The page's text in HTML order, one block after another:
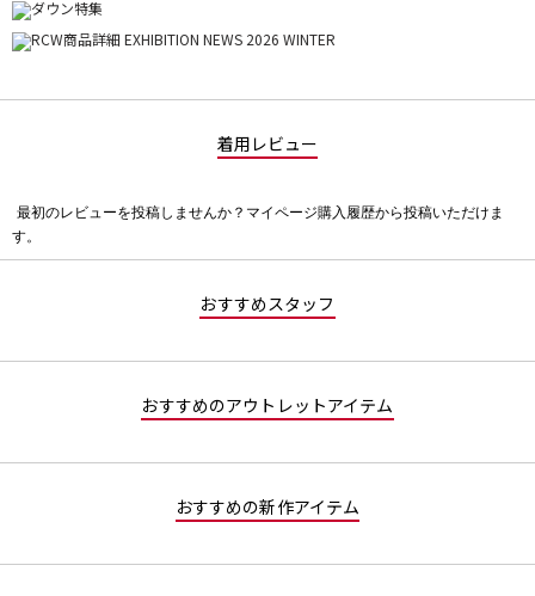
着用レビュー
評
価
最初のレビューを投稿しませんか？マイページ購入履歴から投稿いただけま
す。
おすすめスタッフ
おすすめのアウトレットアイテム
おすすめの新作アイテム